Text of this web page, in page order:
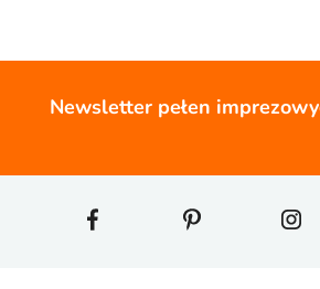
Newsletter pełen